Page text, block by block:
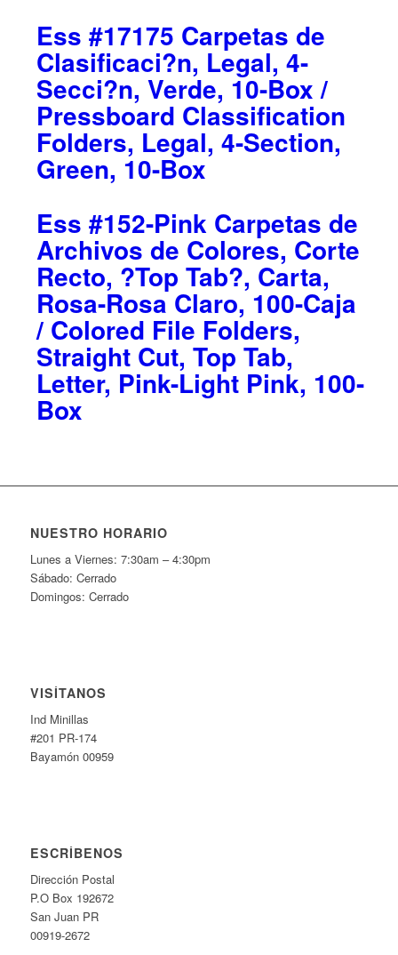
Ess #17175 Carpetas de
Clasificaci?n, Legal, 4-
Secci?n, Verde, 10-Box /
Pressboard Classification
Folders, Legal, 4-Section,
Green, 10-Box
Ess #152-Pink Carpetas de
Archivos de Colores, Corte
Recto, ?Top Tab?, Carta,
Rosa-Rosa Claro, 100-Caja
/ Colored File Folders,
Straight Cut, Top Tab,
Letter, Pink-Light Pink, 100-
Box
NUESTRO HORARIO
Lunes a Viernes: 7:30am – 4:30pm
Sábado: Cerrado
Domingos: Cerrado
VISÍTANOS
Ind Minillas
#201 PR-174
Bayamón 00959
ESCRÍBENOS
Dirección Postal
P.O Box 192672
San Juan PR
00919-2672